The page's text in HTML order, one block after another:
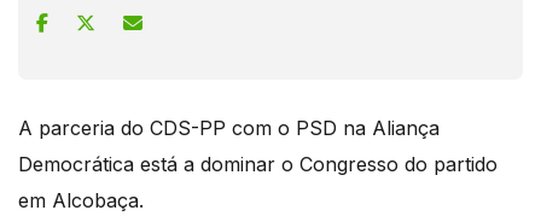
A parceria do CDS-PP com o PSD na Aliança
Democrática está a dominar o Congresso do partido
em Alcobaça.